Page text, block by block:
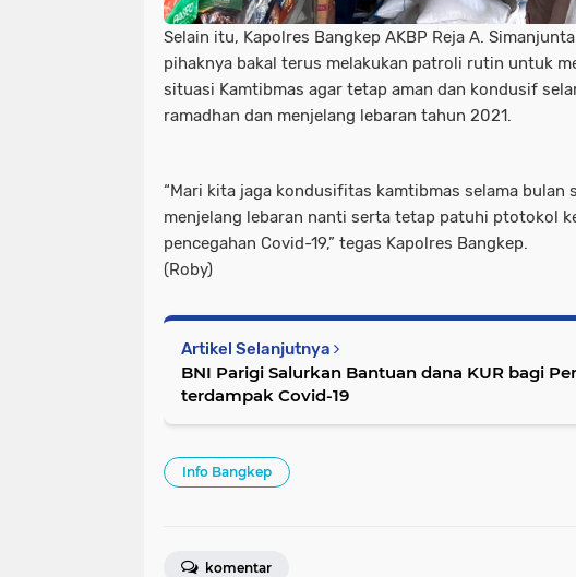
Selain itu, Kapolres Bangkep AKBP Reja A.
pihaknya bakal terus melakukan patroli rutin untuk
situasi Kamtibmas agar tetap aman dan kondusif
ramadhan dan menjelang lebaran tahun 2021.
“Mari kita jaga kondusifitas kamtibmas selama bulan
menjelang lebaran nanti serta tetap patuhi ptotokol
pencegahan Covid-19,” tegas Kapolres Bangkep.
(Roby)
Artikel Selanjutnya
BNI Parigi Salurkan Bantuan dana KUR bagi
terdampak Covid-19
Info Bangkep
komentar